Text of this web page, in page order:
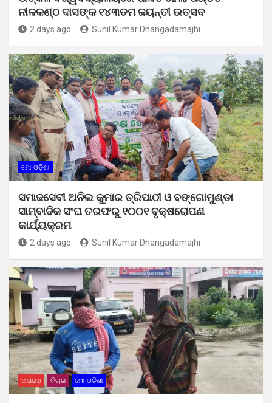
ନୀଳକଣ୍ଠ ଦାସଙ୍କ ୧୪୩ତମ ଜୟନ୍ତୀ ଉତ୍ସବ
2 days ago Sunil Kumar Dhangadamajhi
ମୋ ଓଡ଼ିଶା
ସମାଜସେବୀ ଅନିଲ କୁମାର ତ୍ରିପାଠୀ ଓ ବଙ୍ଗୋମୁଣ୍ଡା
ସାମ୍ବାଦିକ ସଂଘ ତରଫରୁ ୧୦୦୧ ବୃକ୍ଷରୋପଣ
କାର୍ଯ୍ୟକ୍ରମ
2 days ago Sunil Kumar Dhangadamajhi
ଅପରାଧ ବିଚାର ମୋ ଓଡ଼ିଶା